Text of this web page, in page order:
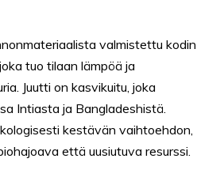
valmistettu kodin
tuo tilaan lämpöä ja
Juutti on kasvikuitu, joka
Intiasta ja Bangladeshistä.
kestävän vaihtoehdon,
että uusiutuva resurssi.